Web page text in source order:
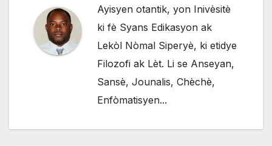
Ayisyen otantik, yon Inivèsitè
ki fè Syans Edikasyon ak
Lekòl Nòmal Siperyè, ki etidye
Filozofi ak Lèt. Li se Anseyan,
Sansè, Jounalis, Chèchè,
Enfòmatisyen...